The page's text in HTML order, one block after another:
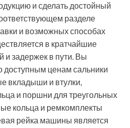
и сделать достойный
разделе
и возможных способах
в кратчайшие
и задержек в пути. Вы
доступным ценам сальники
вкладыши и втулки,
и поршни для треугольных
кольца и ремкомплекты
рейка машины является